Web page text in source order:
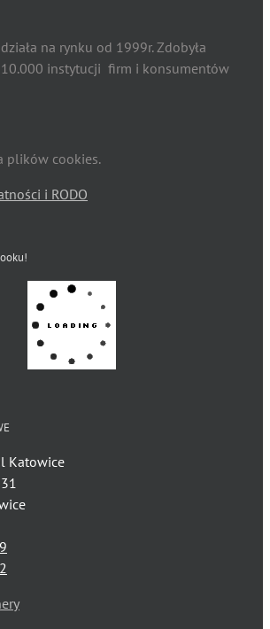
na rynku od 1999r. Zdobyła
instytucji firm i konsumentów
plików cookies.
i RODO
Katowice